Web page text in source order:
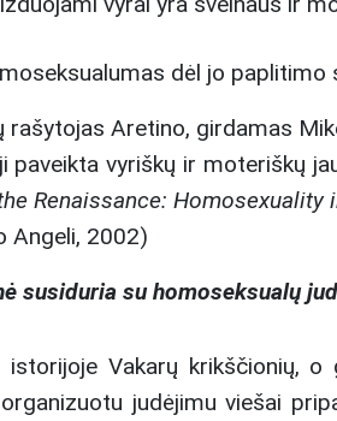
dėl jo paplitimo
Aretino, girdamas
paveikta vyriškų ir moteriškų
Renaissance: Homosexuality
Angeli, 2002)
susiduria su homoseksualų
Vakarų krikščionių,
judėjimu viešai